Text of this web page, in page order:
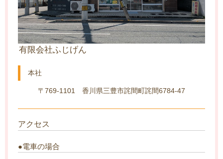
有限会社ふじげん
本社
〒769-1101 香川県三豊市詫間町詫間6784-47
アクセス
●電車の場合